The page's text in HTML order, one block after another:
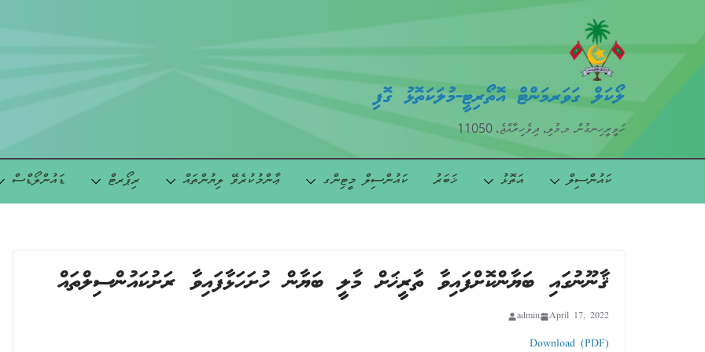
ލޯކަލް ގަވަރމަންޓް އޮތޯރިޓީ-މުލަކަތޮޅު ގޮފި
ހަވީރީހިނގުން. މ.މުލި، ދިވެހިރާއްޖެ، 11050
ކައުންސިލް އަތޮޅު ޚަބަރު ކައުންސިލް މީޓިންގ ޢާންމުކުރެވޭ ލިޔުންތައް ރިޕޯރޓް ޑައުންލޯޑްސް
ޤާނޫނުގައި ބަޔާންކޮށްފައިވާ ތާރީޚަށް މާލީ ބަޔާން ހުށަހަޅާފައިވާ ރަށުކައުންސިލްތައް
April 17, 2022
admin
Download (PDF)